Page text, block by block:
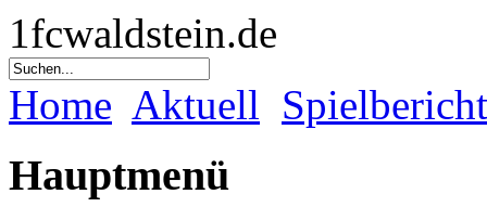
1fcwaldstein.de
Home Aktuell
Hauptmenü